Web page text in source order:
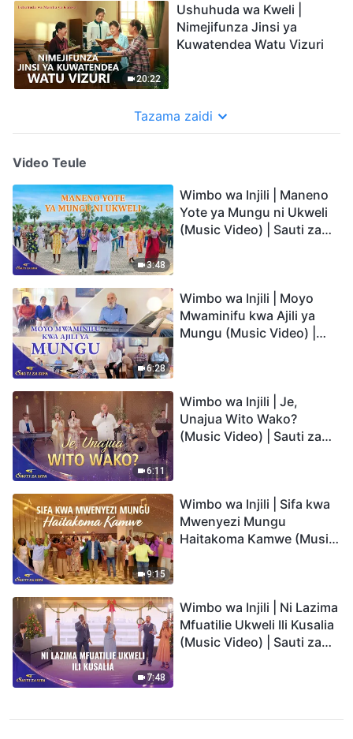
20:22
Ushuhuda wa Kweli |
Nimejifunza Jinsi ya
Kuwatendea Watu Vizuri
Tazama zaidi
Video Teule
3:48
Wimbo wa Injili | Maneno
Yote ya Mungu ni Ukweli
(Music Video) | Sauti za
6:28
Wimbo wa Injili | Moyo
Mwaminifu kwa Ajili ya
Mungu (Music Video) |
6:11
Wimbo wa Injili | Je,
Unajua Wito Wako?
(Music Video) | Sauti za
9:15
Wimbo wa Injili | Sifa kwa
Mwenyezi Mungu
Haitakoma Kamwe (Music
7:48
Wimbo wa Injili | Ni Lazima
Mfuatilie Ukweli Ili Kusalia
(Music Video) | Sauti za